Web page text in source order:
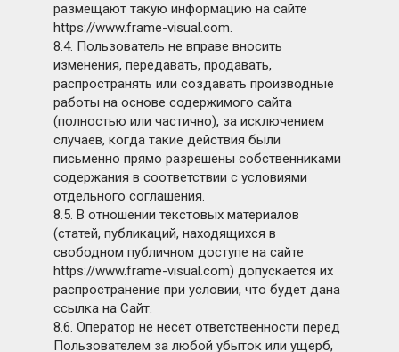
размещают такую информацию на сайте
https://www.frame-visual.com.
8.4. Пользователь не вправе вносить
изменения, передавать, продавать,
распространять или создавать производные
работы на основе содержимого сайта
(полностью или частично), за исключением
случаев, когда такие действия были
письменно прямо разрешены собственниками
содержания в соответствии с условиями
отдельного соглашения.
8.5. В отношении текстовых материалов
(статей, публикаций, находящихся в
свободном публичном доступе на сайте
https://www.frame-visual.com) допускается их
распространение при условии, что будет дана
ссылка на Сайт.
8.6. Оператор не несет ответственности перед
Пользователем за любой убыток или ущерб,